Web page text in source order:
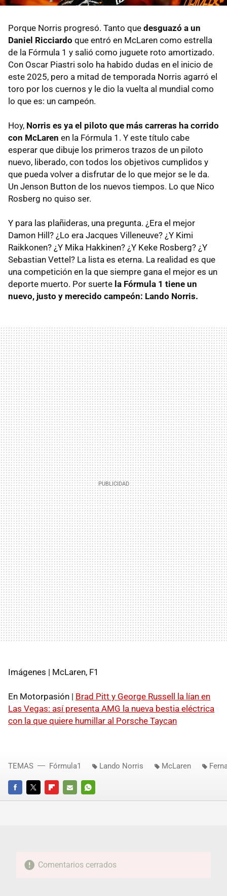
Porque Norris progresó. Tanto que desguazó a un
Daniel Ricciardo que entró en McLaren como estrella
de la Fórmula 1 y salió como juguete roto amortizado.
Con Oscar Piastri solo ha habido dudas en el inicio de
este 2025, pero a mitad de temporada Norris agarró el
toro por los cuernos y le dio la vuelta al mundial como
lo que es: un campeón.
Hoy, Norris es ya el piloto que más carreras ha corrido
con McLaren en la Fórmula 1. Y este título cabe
esperar que dibuje los primeros trazos de un piloto
nuevo, liberado, con todos los objetivos cumplidos y
que pueda volver a disfrutar de lo que mejor se le da.
Un Jenson Button de los nuevos tiempos. Lo que Nico
Rosberg no quiso ser.
Y para las plañideras, una pregunta. ¿Era el mejor
Damon Hill? ¿Lo era Jacques Villeneuve? ¿Y Kimi
Raikkonen? ¿Y Mika Hakkinen? ¿Y Keke Rosberg? ¿Y
Sebastian Vettel? La lista es eterna. La realidad es que
una competición en la que siempre gana el mejor es un
deporte muerto. Por suerte la Fórmula 1 tiene un
nuevo, justo y merecido campeón: Lando Norris.
Imágenes | McLaren, F1
En Motorpasión | Brad Pitt y George Russell la lían en
Las Vegas: así presenta AMG la nueva bestia eléctrica
con la que quiere humillar al Porsche Taycan
FACEBOOKTWITTERFLIPBOARD
E-
WHATSAPP
TEMAS Fórmula1 Lando Norris McLaren
Comentarios cerrados